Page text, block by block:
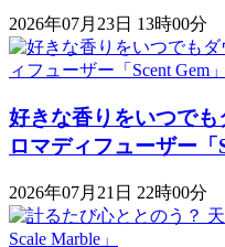
2026年07月23日 13時00分
好きな香りをいつで
ロマディフューザー「
2026年07月21日 22時00分